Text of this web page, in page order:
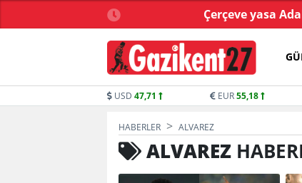
Özalper tutuklandı Çerçeve yasa
USD 47,71 EUR55,18
HABERLER ALVAREZ
ALVAREZ